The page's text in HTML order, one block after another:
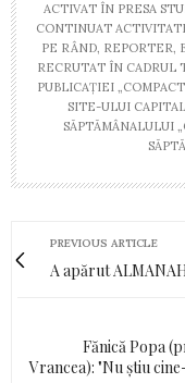
ACTIVAT ÎN PRESA
CONTINUAT
PE RÂND, REPORTER,
RECRUTAT ÎN CADRUL
PUBLICAŢIEI
SITE-ULUI
SĂPTĂMÂNALULUI
PREVIOUS ARTICLE
A apărut
Fănică Popa
Vrancea): "Nu știu